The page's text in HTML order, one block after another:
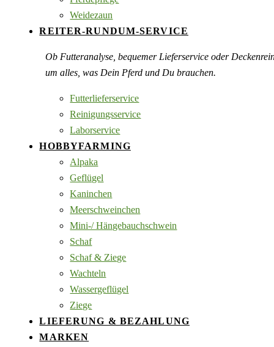
Weidezaun
REITER-RUNDUM-SERVICE
Ob Futteranalyse, bequemer Lieferservice oder
um alles, was Dein Pferd und Du brauchen.
Futterlieferservice
Reinigungsservice
Laborservice
HOBBYFARMING
Alpaka
Geflügel
Kaninchen
Meerschweinchen
Mini-/ Hängebauchschwein
Schaf
Schaf & Ziege
Wachteln
Wassergeflügel
Ziege
LIEFERUNG & BEZAHLUNG
MARKEN